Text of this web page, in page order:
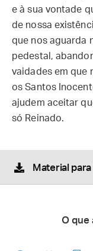
e à sua vontade
de nossa
que nos aguarda
pedestal,
vaidades em que
os Santos
ajudem aceitar
só Reinado.
Material
O que